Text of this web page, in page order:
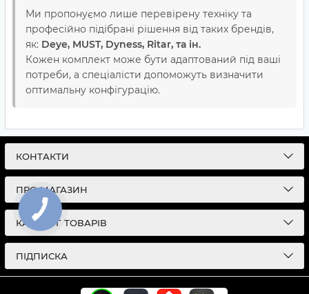
Ми пропонуємо лише перевірену техніку та
професійно підібрані рішення від таких брендів,
як: Deye, MUST, Dyness, Ritar, та ін.
Кожен комплект може бути адаптований під ваші
потреби, а спеціалісти допоможуть визначити
оптимальну конфігурацію.
КОНТАКТИ
ПРО МАГАЗИН
КАТАЛОГ ТОВАРІВ
ПІДПИСКА